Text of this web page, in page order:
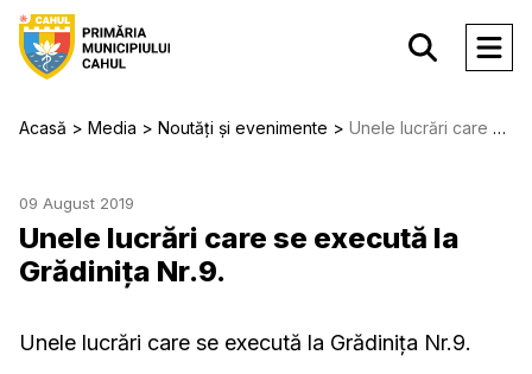
Acasă Media Noutăți și evenimente Unele lucrări care se execută la Grădinița Nr.9.
09 August 2019
Unele lucrări care se execută la
Grădinița Nr.9.
Unele lucrări care se execută la Grădinița Nr.9.